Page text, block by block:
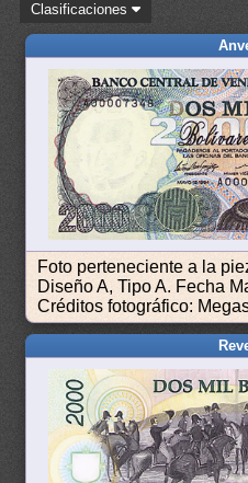
Clasificaciones
Foto perteneciente a la
Diseño A, Tipo A. Fecha
Créditos fotográfico: